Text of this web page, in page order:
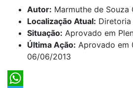
Autor: Marmuthe de Souza
Localização Atual:
Situação: Aprovado em
Última Ação: Aprovado em
06/06/2013